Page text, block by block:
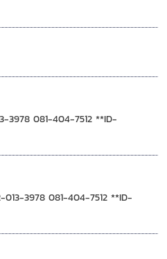
3978 081-404-7512 **ID-
013-3978 081-404-7512 **ID-